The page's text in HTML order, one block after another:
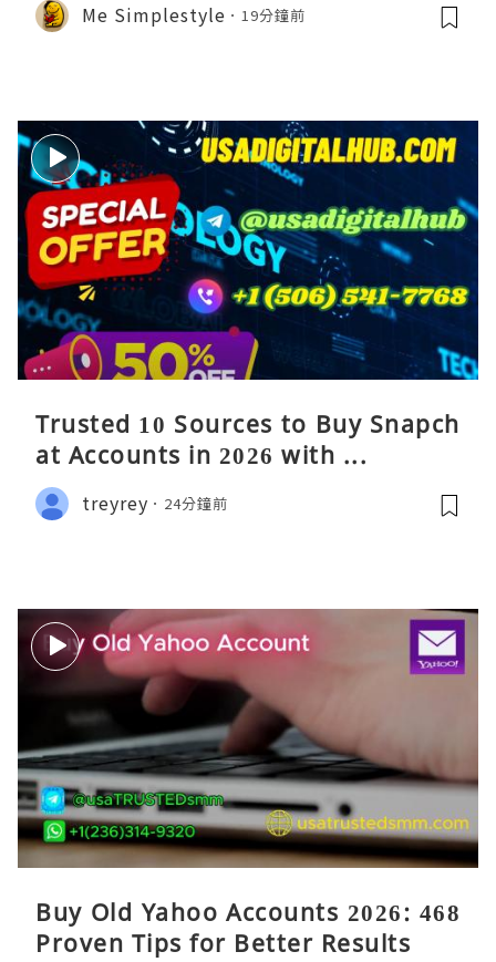
Me Simplestyle 19分鐘前
Trusted 10 Sources to Buy Snapch
at Accounts in 2026 with ...
treyrey 24分鐘前
Buy Old Yahoo Accounts 2026: 468
Proven Tips for Better Results